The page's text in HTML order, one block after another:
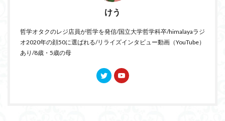
けう
哲学オタクのレジ店員が哲学を発信/国立大学哲学科卒/himalayaラジ
オ2020年の顔50に選ばれる/リライズインタビュー動画（YouTube）
あり/8歳・5歳の母